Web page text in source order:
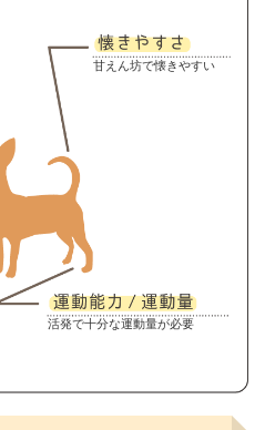
甘えん坊で懐きやすい
活発で十分な運動量が必要